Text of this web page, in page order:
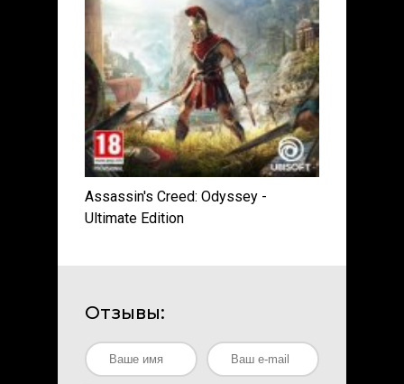
Assassin's Creed: Odyssey -
Ultimate Edition
Отзывы: